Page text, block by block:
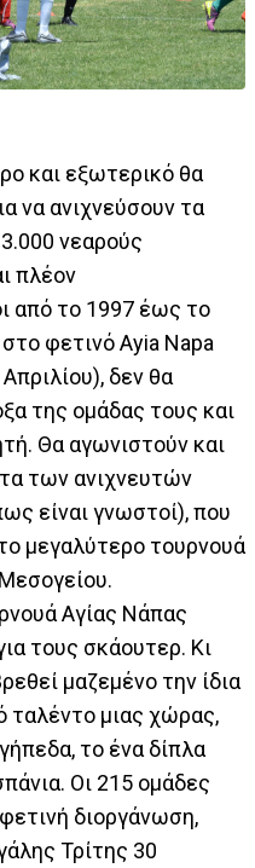
και εξωτερικό θα
να ανιχνεύσουν τα
νεαρούς
πλέον
από το 1997 έως το
φετινό Ayia Napa
δεν θα
της ομάδας τους και
Θα αγωνιστούν και
των ανιχνευτών
είναι γνωστοί), που
μεγαλύτερο τουρνουά
Αγίας Νάπας
τους σκάουτερ. Κι
μαζεμένο την ίδια
ταλέντο μιας χώρας,
το ένα δίπλα
Οι 215 ομάδες
διοργάνωση,
Τρίτης 30